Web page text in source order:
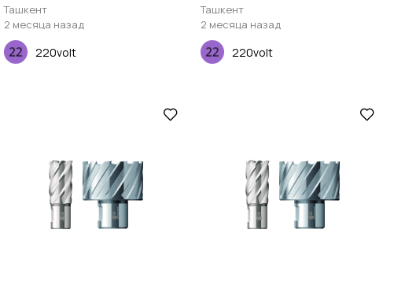
Ташкент
2 месяца назад
220volt
Ташкент
2 месяца назад
220volt